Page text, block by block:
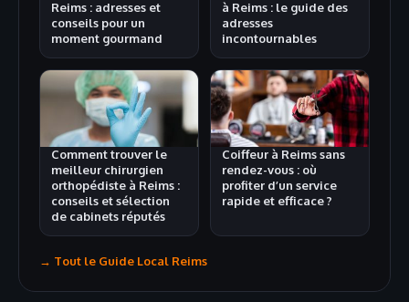
Reims : adresses et
conseils pour un
moment gourmand
à Reims : le guide des
adresses
incontournables
Comment trouver le
meilleur chirurgien
orthopédiste à Reims :
conseils et sélection
de cabinets réputés
Coiffeur à Reims sans
rendez-vous : où
profiter d’un service
rapide et efficace ?
→ Tout le Guide Local Reims